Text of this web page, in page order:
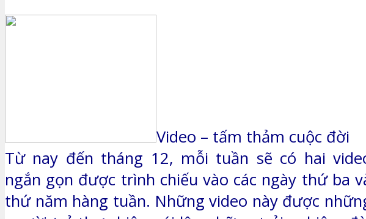
Video – tấm thảm cuộc đời
Từ nay đến tháng 12, mỗi tuần sẽ có hai
ngắn gọn được trình chiếu vào các ngày thứ ba
thứ năm hàng tuần. Những video này được